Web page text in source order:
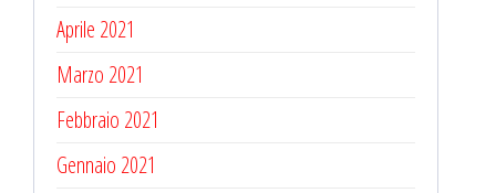
Aprile 2021
Marzo 2021
Febbraio 2021
Gennaio 2021